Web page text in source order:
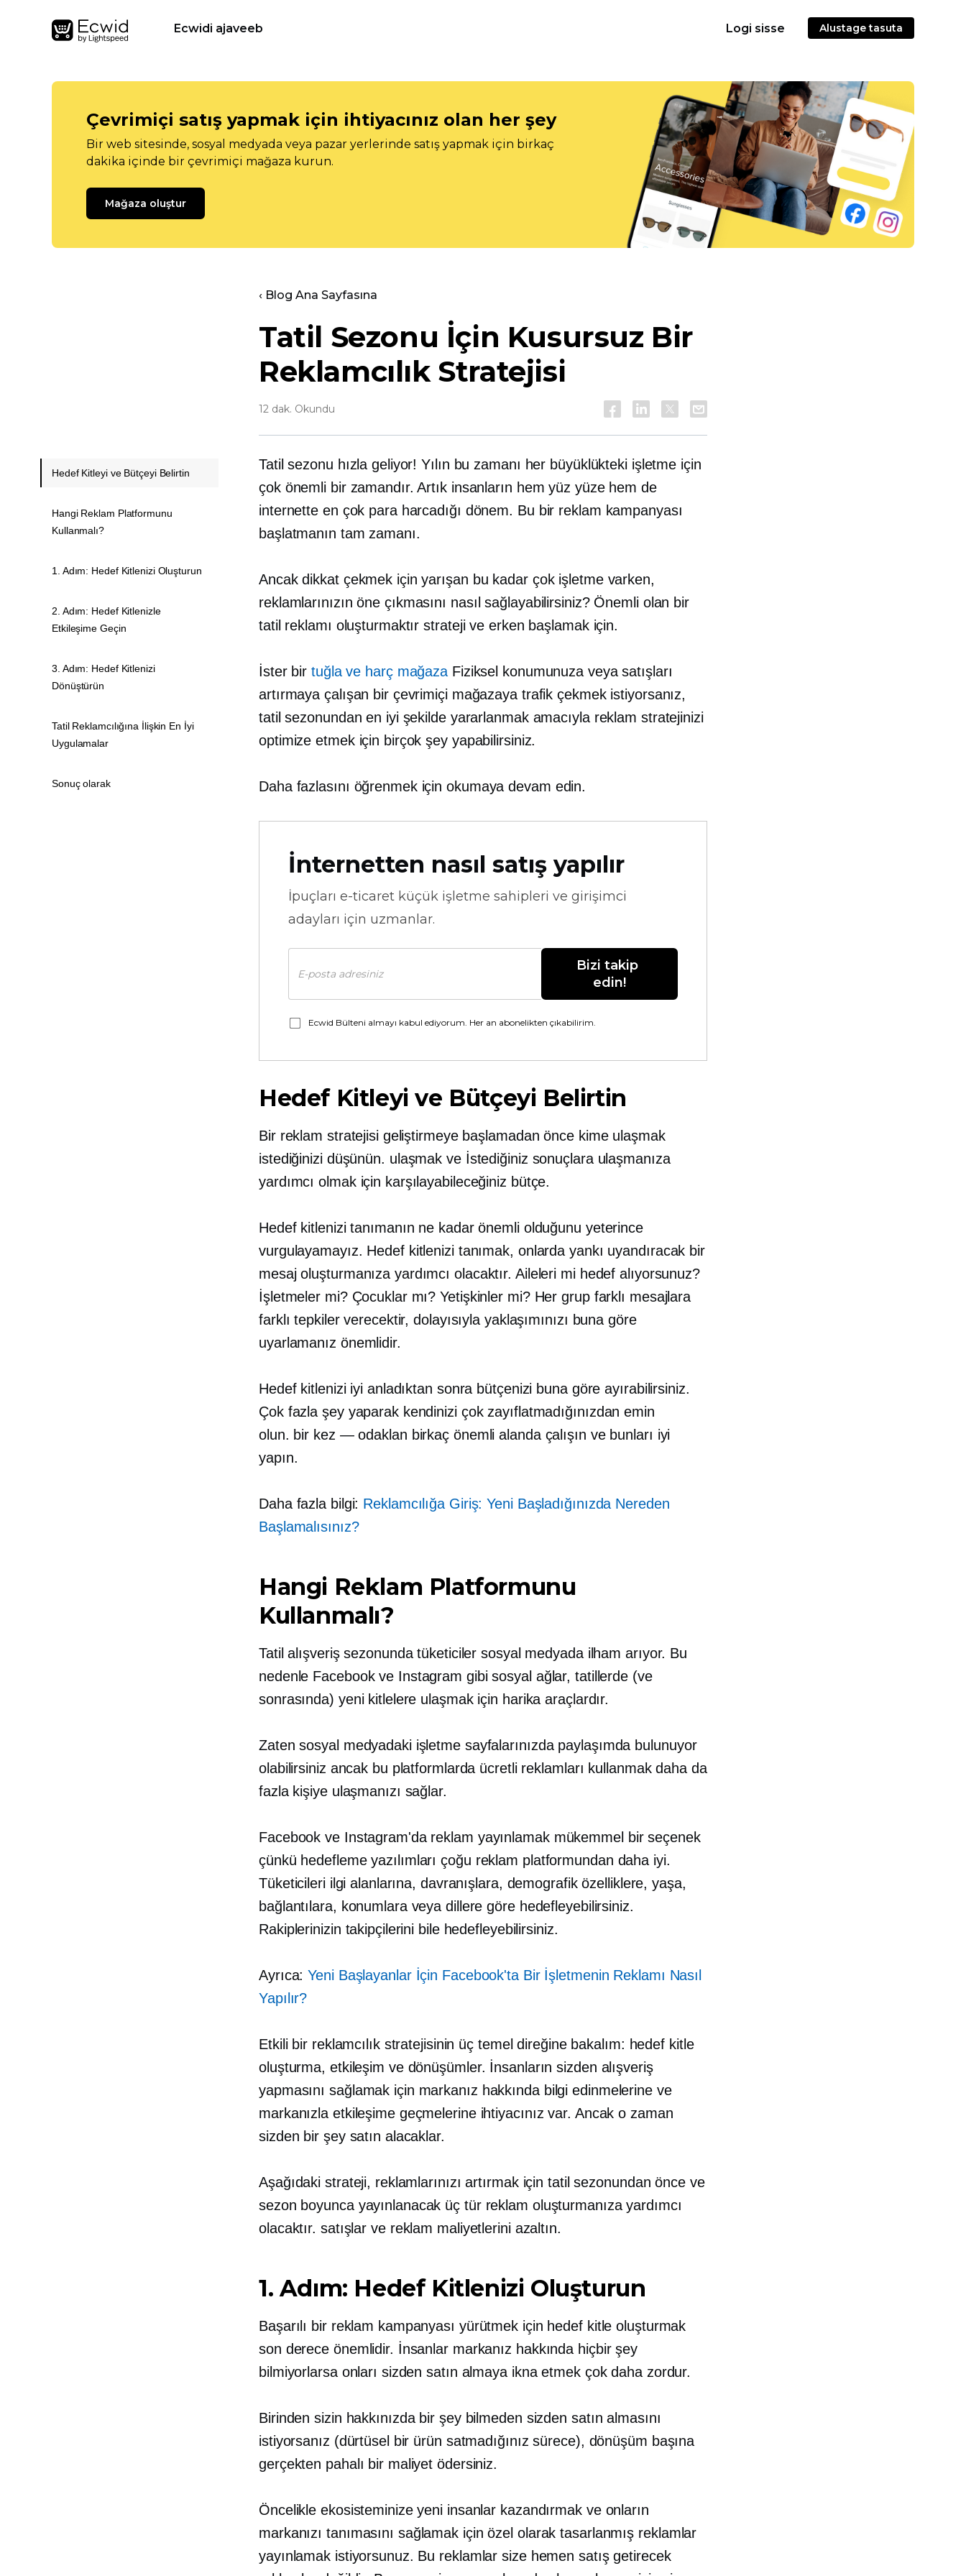
Ecwidi ajaveeb Logi sisse Alustage tasuta
Çevrimiçi satış yapmak için ihtiyacınız olan her şey
Bir web sitesinde, sosyal medyada veya pazar yerlerinde satış yapmak için birkaç
dakika içinde bir çevrimiçi mağaza kurun.
Mağaza oluştur
‹ Blog Ana Sayfasına
Tatil Sezonu İçin Kusursuz Bir
Reklamcılık Stratejisi
12 dak. Okundu
Tatil sezonu hızla geliyor! Yılın bu zamanı her büyüklükteki işletme için
çok önemli bir zamandır. Artık insanların hem yüz yüze hem de
internette en çok para harcadığı dönem. Bu bir reklam kampanyası
başlatmanın tam zamanı.
Ancak dikkat çekmek için yarışan bu kadar çok işletme varken,
reklamlarınızın öne çıkmasını nasıl sağlayabilirsiniz? Önemli olan bir
tatil reklamı oluşturmaktırstrateji ve erken başlamak için.
İster birtuğla ve harçmağaza Fiziksel konumunuza veya satışları
artırmaya çalışan bir çevrimiçi mağazaya trafik çekmek istiyorsanız,
tatil sezonundan en iyi şekilde yararlanmak amacıyla reklam stratejinizi
optimize etmek için birçok şey yapabilirsiniz.
Daha fazlasını öğrenmek için okumaya devam edin.
İnternetten nasıl satış yapılır
İpuçları e-ticaret küçük işletme sahipleri ve girişimci
adayları için uzmanlar.
Bizi takip
edin!
Ecwid Bülteni almayı kabul ediyorum. Her an abonelikten çıkabilirim.
Hedef Kitleyi ve Bütçeyi Belirtin
Bir reklam stratejisi geliştirmeye başlamadan önce kime ulaşmak
istediğinizi düşünün. ulaşmak veİstediğiniz sonuçlara ulaşmanıza
yardımcı olmak için karşılayabileceğiniz bütçe.
Hedef kitlenizi tanımanın ne kadar önemli olduğunu yeterince
vurgulayamayız. Hedef kitlenizi tanımak, onlarda yankı uyandıracak bir
mesaj oluşturmanıza yardımcı olacaktır. Aileleri mi hedef alıyorsunuz?
İşletmeler mi? Çocuklar mı? Yetişkinler mi? Her grup farklı mesajlara
farklı tepkiler verecektir, dolayısıyla yaklaşımınızı buna göre
uyarlamanız önemlidir.
Hedef kitlenizi iyi anladıktan sonra bütçenizi buna göre ayırabilirsiniz.
Çok fazla şey yaparak kendinizi çok zayıflatmadığınızdan emin
olun. bir kez — odaklan birkaç önemli alanda çalışın ve bunları iyi
yapın.
Daha fazla bilgi: Reklamcılığa Giriş: Yeni Başladığınızda Nereden
Başlamalısınız?
Hangi Reklam Platformunu
Kullanmalı?
Tatil alışveriş sezonunda tüketiciler sosyal medyada ilham arıyor. Bu
nedenle Facebook ve Instagram gibi sosyal ağlar, tatillerde (ve
sonrasında) yeni kitlelere ulaşmak için harika araçlardır.
Zaten sosyal medyadaki işletme sayfalarınızda paylaşımda bulunuyor
olabilirsiniz ancak bu platformlarda ücretli reklamları kullanmak daha da
fazla kişiye ulaşmanızı sağlar.
Facebook ve Instagram'da reklam yayınlamak mükemmel bir seçenek
çünkü hedefleme yazılımları çoğu reklam platformundan daha iyi.
Tüketicileri ilgi alanlarına, davranışlara, demografik özelliklere, yaşa,
bağlantılara, konumlara veya dillere göre hedefleyebilirsiniz.
Rakiplerinizin takipçilerini bile hedefleyebilirsiniz.
Ayrıca:Yeni Başlayanlar İçin Facebook'ta Bir İşletmenin Reklamı Nasıl
Yapılır?
Etkili bir reklamcılık stratejisinin üç temel direğine bakalım: hedef kitle
oluşturma, etkileşim ve dönüşümler. İnsanların sizden alışveriş
yapmasını sağlamak için markanız hakkında bilgi edinmelerine ve
markanızla etkileşime geçmelerine ihtiyacınız var. Ancak o zaman
sizden bir şey satın alacaklar.
Aşağıdaki strateji, reklamlarınızı artırmak için tatil sezonundan önce ve
sezon boyunca yayınlanacak üç tür reklam oluşturmanıza yardımcı
olacaktır. satışlar vereklam maliyetlerini azaltın.
1. Adım: Hedef Kitlenizi Oluşturun
Başarılı bir reklam kampanyası yürütmek için hedef kitle oluşturmak
son derece önemlidir. İnsanlar markanız hakkında hiçbir şey
bilmiyorlarsa onları sizden satın almaya ikna etmek çok daha zordur.
Birinden sizin hakkınızda bir şey bilmeden sizden satın almasını
istiyorsanız (dürtüsel bir ürün satmadığınız sürece), dönüşüm başına
gerçekten pahalı bir maliyet ödersiniz.
Öncelikle ekosisteminize yeni insanlar kazandırmak ve onların
markanızı tanımasını sağlamak için özel olarak tasarlanmış reklamlar
yayınlamak istiyorsunuz. Bu reklamlar size hemen satış getirecek
Hedef Kitleyi ve Bütçeyi Belirtin
Hangi Reklam Platformunu
Kullanmalı?
1. Adım: Hedef Kitlenizi Oluşturun
2. Adım: Hedef Kitlenizle
Etkileşime Geçin
3. Adım: Hedef Kitlenizi
Dönüştürün
Tatil Reklamcılığına İlişkin En İyi
Uygulamalar
Sonuç olarak